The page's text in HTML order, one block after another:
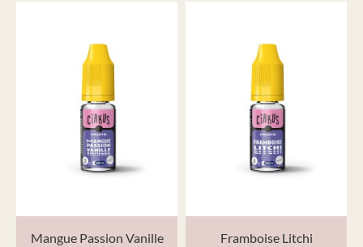
Mangue Passion Vanille Framboise Litchi